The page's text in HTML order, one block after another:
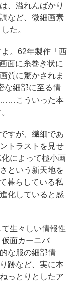
、溢れんばかり
など、微細画素
た。
。62年製作「西
面に糸巻き状に
質に驚かされま
な細部に至る情
……こういった本
すが、繊細であ
トラストを見せ
によって極小画
という新天地を
暮らしている私
化していると感
生々しい情報性
面カーニバ
な服の細部情
跡など、実に本
っとりとしたア